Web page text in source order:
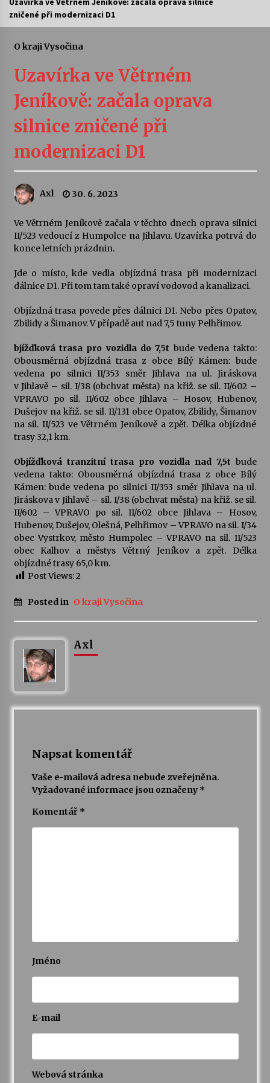
Vernisáž výstavy Josefíny Duškové: Stávám se
30. 7. 2026
Veselí muzikanti
30. 7. 2026
šedesátka: 28. 7.–1. 8. 2026
Letní koncerty ve Stromovce: Kolchoz a
Jenakaši
23. 7. 2026
Letní koncerty ve Stromovce: Rufus Miller
22. 7. 2026
Vysočinka
17. 7. 2026
Ozvěny prázdnin
14. 7. 2026
Za kulturou kousek za Humpolec. V Želivě ožije
odkaz Josefa Čapka
13. 7. 2026
Varhanní recitál Michala Novenka v Klášteře
30. 6. 2026
zničené při modernizaci D1
O kraji Vysočina
Uzavírka ve Větrném
Jeníkově: začala oprava
silnice zničené při
modernizaci D1
Axl 30. 6. 2023
Ve Větrném Jeníkově začala v těchto dnech oprava silnici
II/523 vedoucí z Humpolce na Jihlavu. Uzavírka potrvá do
konce letních prázdnin.
Jde o místo, kde vedla objízdná trasa při modernizaci
dálnice D1. Při tom tam také opraví vodovod a kanalizaci.
Objízdná trasa povede přes dálnici D1. Nebo přes Opatov,
Zbilidy a Šimanov. V případě aut nad 7,5 tuny Pelhřimov.
bjížďková trasa pro vozidla do 7,5t bude vedena takto:
Obousměrná objízdná trasa z obce Bílý Kámen: bude
vedena po silnici II/353 směr Jihlava na ul. Jiráskova
v Jihlavě – sil. I/38 (obchvat města) na křiž. se sil. II/602 –
VPRAVO po sil. II/602 obce Jihlava – Hosov, Hubenov,
Dušejov na křiž. se sil. II/131 obce Opatov, Zbilidy, Šimanov
na sil. II/523 ve Větrném Jeníkově a zpět. Délka objízdné
trasy 32,1 km.
Objížďková tranzitní trasa pro vozidla nad 7,5t bude
vedena takto: Obousměrná objízdná trasa z obce Bílý
Kámen: bude vedena po silnici II/353 směr Jihlava na ul.
Jiráskova v Jihlavě – sil. I/38 (obchvat města) na křiž. se sil.
II/602 – VPRAVO po sil. II/602 obce Jihlava – Hosov,
Hubenov, Dušejov, Olešná, Pelhřimov – VPRAVO na sil. I/34
obec Vystrkov, město Humpolec – VPRAVO na sil. II/523
obec Kalhov a městys Větrný Jeníkov a zpět. Délka
objízdné trasy 65,0 km.
Post Views:2
Posted in O kraji Vysočina
Axl
Napsat komentář
Vaše e-mailová adresa nebude zveřejněna.
Vyžadované informace jsou označeny *
Komentář *
Jméno
E-mail
Webová stránka